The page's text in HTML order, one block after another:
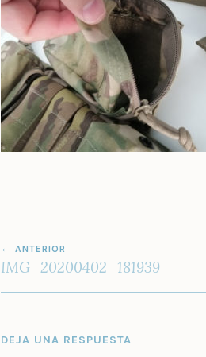
DE
ENTRADAS
ANTERIOR
IMG_20200402_181939
DEJA UNA RESPUESTA